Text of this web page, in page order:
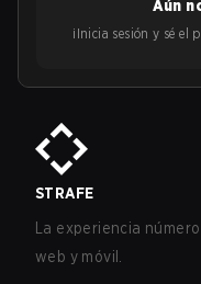
Aún
¡Inicia sesión y sé el
STRAFE
La experiencia
web y móvil.